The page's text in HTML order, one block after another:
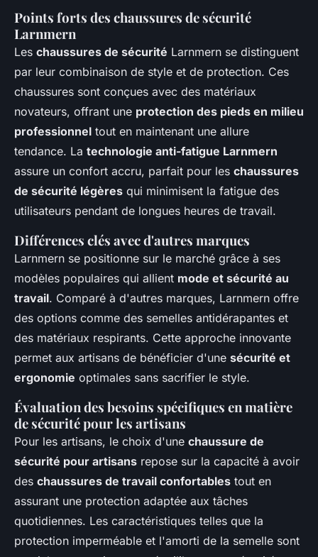
Points forts des chaussures de sécurité
Larnmern
Les chaussures de sécurité Larnmern se distinguent
par leur combinaison de style et de protection. Ces
chaussures sont conçues avec des matériaux
novateurs, offrant une protection des pieds en milieu
professionnel tout en maintenant une allure
tendance. La technologie anti-fatigue Larnmern
assure un confort accru, parfait pour les chaussures
de sécurité légères qui minimisent la fatigue des
utilisateurs pendant de longues heures de travail.
Différences clés avec d'autres marques
Larnmern se positionne sur le marché grâce à ses
modèles populaires qui allient mode et sécurité au
travail. Comparé à d'autres marques, Larnmern offre
des options comme des semelles antidérapantes et
des matériaux respirants. Cette approche innovante
permet aux artisans de bénéficier d'une sécurité et
ergonomie optimales sans sacrifier le style.
Évaluation des besoins spécifiques en matière
de sécurité pour les artisans
Pour les artisans, le choix d'une chaussure de
sécurité pour artisans repose sur la capacité à avoir
des chaussures de travail confortables tout en
assurant une protection adaptée aux tâches
quotidiennes. Les caractéristiques telles que la
protection imperméable et l'amorti de la semelle sont